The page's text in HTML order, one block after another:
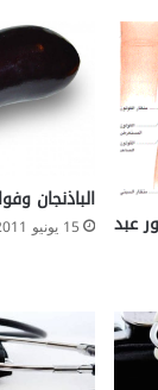
عبد
الباذنجان
15 يونيو 2011